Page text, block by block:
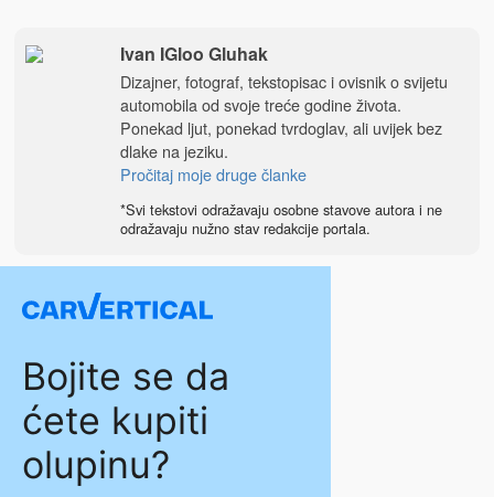
Ivan IGloo Gluhak
Dizajner, fotograf, tekstopisac i ovisnik o svijetu
automobila od svoje treće godine života.
Ponekad ljut, ponekad tvrdoglav, ali uvijek bez
dlake na jeziku.
Pročitaj moje druge članke
*Svi tekstovi odražavaju osobne stavove autora i ne
odražavaju nužno stav redakcije portala.